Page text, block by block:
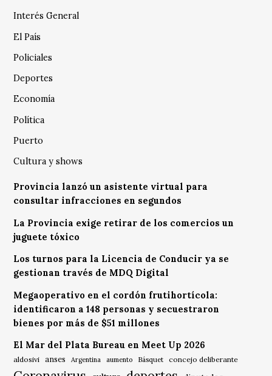
Interés General
El País
Policiales
Deportes
Economía
Política
Puerto
Cultura y shows
Provincia lanzó un asistente virtual para
consultar infracciones en segundos
La Provincia exige retirar de los comercios un
juguete tóxico
Los turnos para la Licencia de Conducir ya se
gestionan través de MDQ Digital
Megaoperativo en el cordón frutihortícola:
identificaron a 148 personas y secuestraron
bienes por más de $51 millones
El Mar del Plata Bureau en Meet Up 2026
aldosivi anses Argentina aumento Básquet concejo deliberante